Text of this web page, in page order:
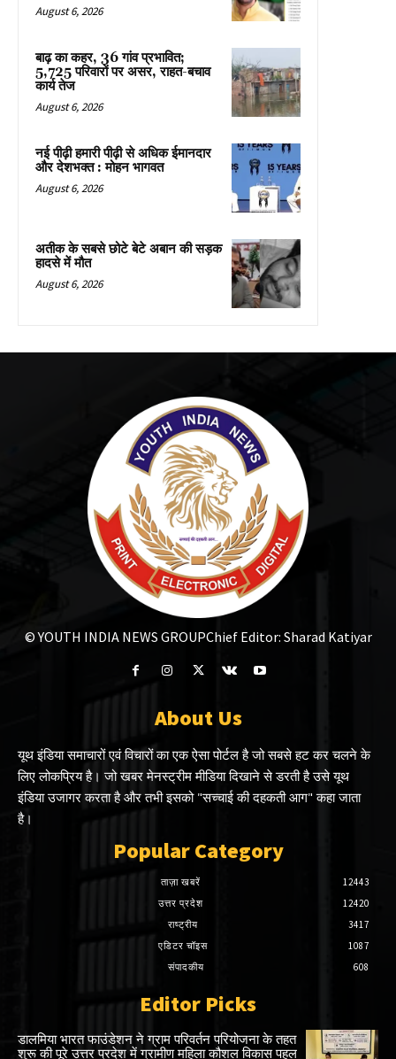
August 6, 2026
बाढ़ का कहर, 36 गांव प्रभावित;
5,725 परिवारों पर असर, राहत-बचाव
कार्य तेज
August 6, 2026
नई पीढ़ी हमारी पीढ़ी से अधिक ईमानदार
और देशभक्त : मोहन भागवत
August 6, 2026
अतीक के सबसे छोटे बेटे अबान की सड़क
हादसे में मौत
August 6, 2026
© YOUTH INDIA NEWS GROUPChief Editor: Sharad Katiyar
About Us
यूथ इंडिया समाचारों एवं विचारों का एक ऐसा पोर्टल है जो सबसे हट कर चलने के
लिए लोकप्रिय है। जो खबर मेनस्ट्रीम मीडिया दिखाने से डरती है उसे यूथ
इंडिया उजागर करता है और तभी इसको "सच्चाई की दहकती आग" कहा जाता
है।
Popular Category
ताज़ा खबरें
12443
उत्तर प्रदेश
12420
राष्ट्रीय
3417
एडिटर चॉइस
1087
संपादकीय
608
Editor Picks
डालमिया भारत फाउंडेशन ने ग्राम परिवर्तन परियोजना के तहत
शुरू की पूरे उत्तर प्रदेश में ग्रामीण महिला कौशल विकास पहल